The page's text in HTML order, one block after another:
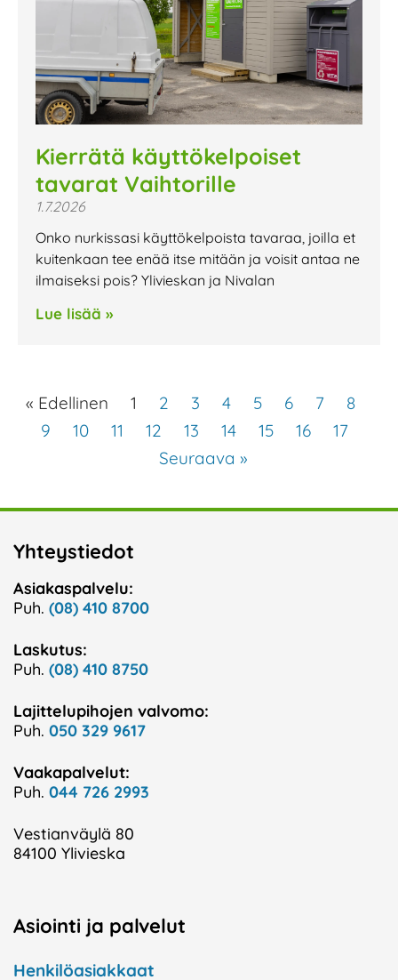
Kierrätä käyttökelpoiset
tavarat Vaihtorille
1.7.2026
Onko nurkissasi käyttökelpoista tavaraa, joilla et
kuitenkaan tee enää itse mitään ja voisit antaa ne
ilmaiseksi pois? Ylivieskan ja Nivalan
Lue lisää »
« Edellinen 1 2 3 4 5 6 7
8
9
10 11 12 13 14 15 16
17
Seuraava »
Yhteystiedot
Asiakaspalvelu:
Puh. (08) 410 8700
Laskutus:
Puh. (08) 410 8750
Lajittelupihojen valvomo:
Puh. 050 329 9617
Vaakapalvelut:
Puh. 044 726 2993
Vestianväylä 80
84100 Ylivieska
Asiointi ja palvelut
Henkilöasiakkaat